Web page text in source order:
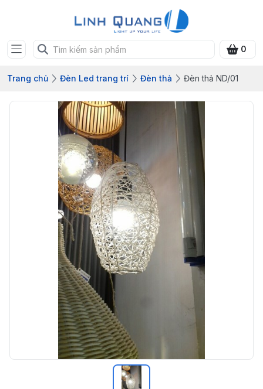
0
Trang chủ Đèn Led trang trí Đèn thả Đèn thả ND/01